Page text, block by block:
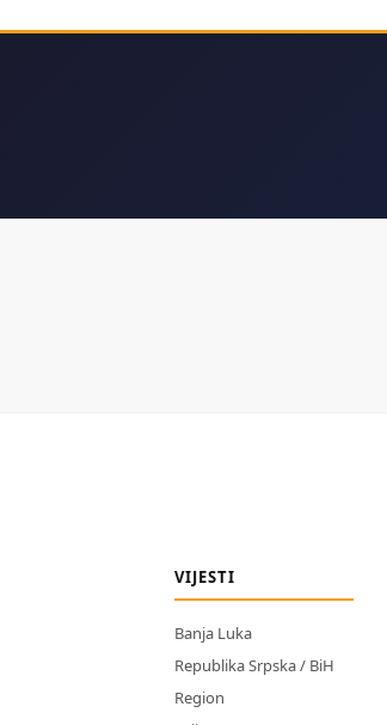
VIJESTI
Banja Luka
Republika Srpska / BiH
Region